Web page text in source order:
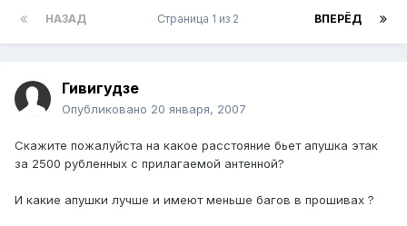
НАЗАД ВПЕРЁД
Страница 1 из 2
Гивигудзе
Опубликовано 20 января, 2007
Скажите пожалуйста на какое расстояние бьет апушка этак
за 2500 рубленных с прилагаемой антенной?
И какие апушки лучше и имеют меньше багов в прошивах ?